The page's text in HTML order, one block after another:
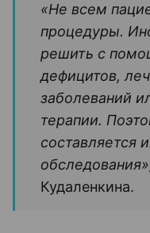
«Не всем
процедуры.
решить с
дефицитов,
заболеваний
терапии.
составляется
Кудаленкина.